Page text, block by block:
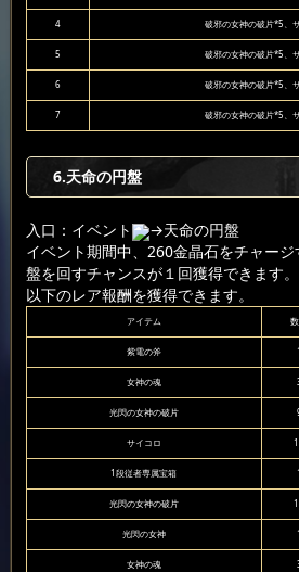
4 破邪の女神の破片*5、
5 破邪の女神の破片*5、
6 破邪の女神の破片*5、
7 破邪の女神の破片*5、
6.天命の円盤
入口：イベント
→天命の円盤
イベント期間中、260金晶石をチャー
盤を回すチャンスが１回獲得できます
以下のレア報酬を獲得できます。
アイテム
紫電の斧 1
女神の魂
光閃の女神の破片
サイコロ
1段従者専属宝箱 1
光閃の女神の破片
光閃の女神 1
女神の魂